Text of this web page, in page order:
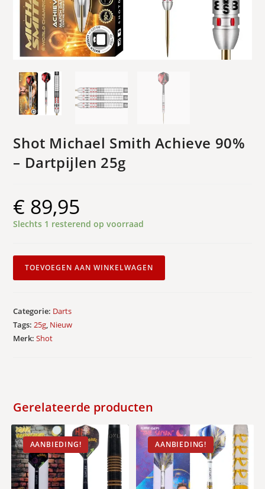
Shot Michael Smith Achieve 90%
– Dartpijlen 25g
€ 89,95
Slechts 1 resterend op voorraad
Shot
Michael
Achieve
90%
-
TOEVOEGEN AAN WINKELWAGEN
Categorie: Darts
Tags:25g, Nieuw
Merk:Shot
Gerelateerde producten
AANBIEDING! AANBIEDING!